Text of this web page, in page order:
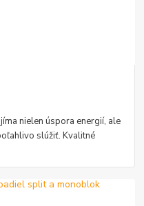
nielen úspora energií, ale
slúžiť. Kvalitné